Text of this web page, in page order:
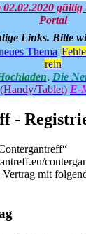
02.02.2020
Portal
Links. Bitte
Thema
rein
. Die
Tablet) E-
-
mit